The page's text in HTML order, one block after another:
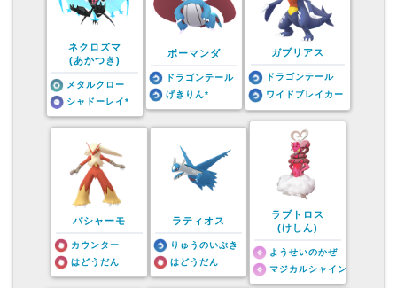
ネクロズマ
(あかつき)
メタルクロー
シャドーレイ*
ボーマンダ
ドラゴンテール
げきりん*
ガブリアス
ドラゴンテール
ワイドブレイカー
バシャーモ
カウンター
はどうだん
ラティオス
りゅうのいぶき
はどうだん
ラブトロス
(けしん)
ようせいのかぜ
マジカルシャイン